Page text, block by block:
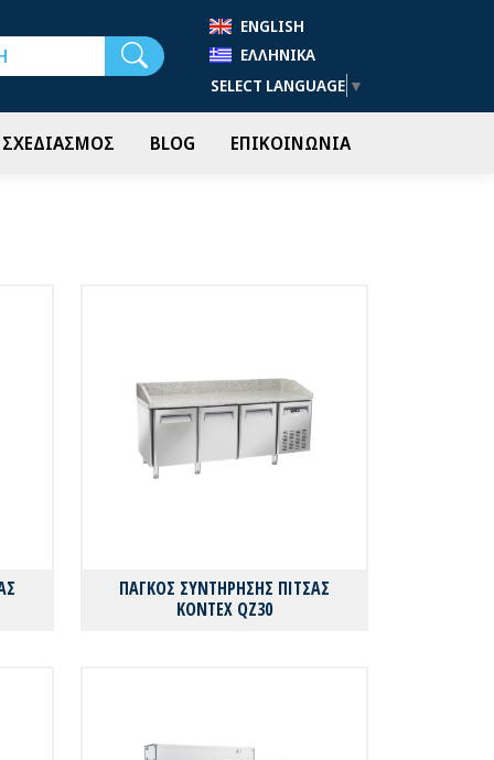
ENGLISH
ΕΛΛΗΝΙΚΆ
SELECT LANGUAGE ▼
BLOG ΕΠΙΚΟΙΝΩΝΙΑ
ΠΑΓΚΟΣ ΣΥΝΤΗΡΗΣΗΣ ΠΙΤΣΑΣ
KONTEX QZ30